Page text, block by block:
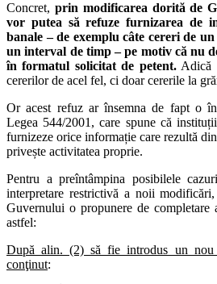
Concret, prin modificarea dorită de
vor putea să refuze furnizarea de
banale – de exemplu câte cereri de
un interval de timp – pe motiv că nu
în formatul solicitat de petent.Adică
cererilor de acel fel, ci doar cererile la
Or acest refuz ar însemna de fapt o
Legea 544/2001, care spune că
furnizeze orice informație care rezultă
privește activitatea proprie.
Pentru a preîntâmpina posibilele
interpretare restrictivă a noii
Guvernului o propunere de
astfel:
După alin. (2) să fie introdus un nou
conţinut: